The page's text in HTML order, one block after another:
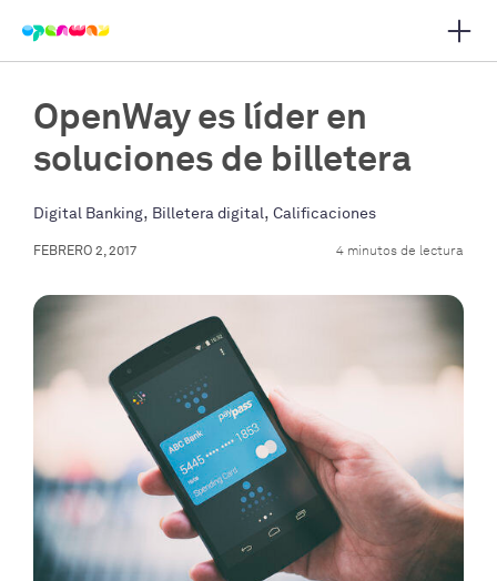
navegación principal
OpenWay es líder en
soluciones de billetera
Digital Banking, Billetera digital, Calificaciones
FEBRERO 2, 2017 4 minutos de lectura